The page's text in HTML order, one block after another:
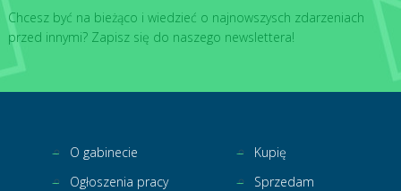
Chcesz być na bieżąco i wiedzieć o najnowszysch zdarzeniach
przed innymi? Zapisz się do naszego newslettera!
O gabinecie
Ogłoszenia pracy
Kupię
Sprzedam